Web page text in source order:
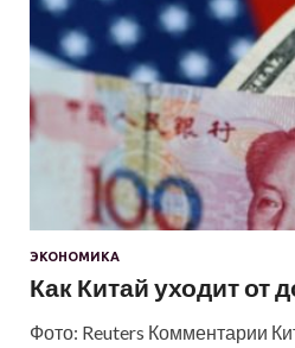
ЭКОНОМИКА
Как Китай уходит от
Фото: Reuters Комментарии